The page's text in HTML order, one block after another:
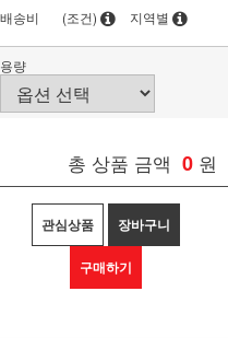
배송비
(조건) 지역별
용량
총 상품 금액 0 원
관심상품 장바구니
구매하기